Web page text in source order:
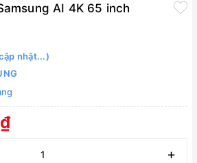
AI 4K 65 inch
nhật...)
+